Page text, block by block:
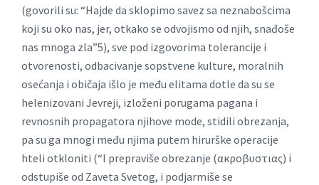
(govorili su: “Hajde da sklopimo savez sa neznabošcima
koji su oko nas, jer, otkako se odvojismo od njih, snađoše
nas mnoga zla”5), sve pod izgovorima tolerancije i
otvorenosti, odbacivanje sopstvene kulture, moralnih
osećanja i običaja išlo je među elitama dotle da su se
helenizovani Jevreji, izloženi porugama pagana i
revnosnih propagatora njihove mode, stidili obrezanja,
pa su ga mnogi među njima putem hirurške operacije
hteli otkloniti (“I prepraviše obrezanje (ακροβυστιας) i
odstupiše od Zaveta Svetog, i podjarmiše se